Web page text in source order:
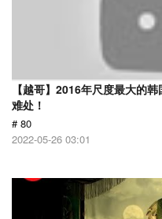
【越哥】2016年尺度最大的
难处！
# 80
2022-05-26 03:01